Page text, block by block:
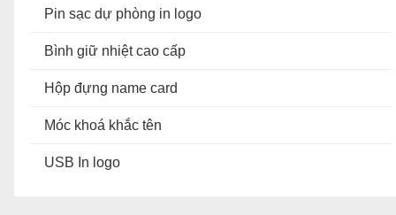
Pin sạc dự phòng in logo
Bình giữ nhiệt cao cấp
Hộp đựng name card
Móc khoá khắc tên
USB In logo